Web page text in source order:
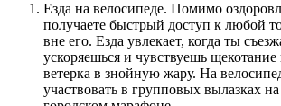
Езда на велосипеде. Помимо
получаете быстрый доступ к любой
вне его. Езда увлекает, когда ты
ускоряешься и чувствуешь
ветерка в знойную жару. На
участвовать в групповых вылазках